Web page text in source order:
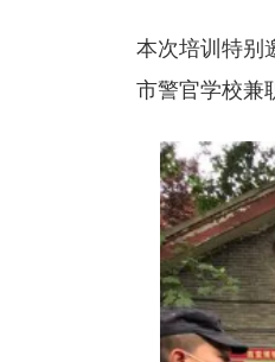
本次培训特别
市警官学校兼